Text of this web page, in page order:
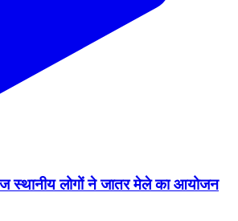
स्थानीय लोगों ने जातर मेले का आयोजन